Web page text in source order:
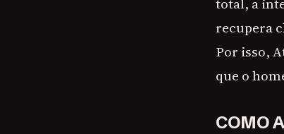
recupera
Por isso,
que o
COMO